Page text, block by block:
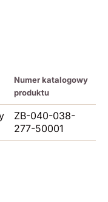
Numer katalogowy
produktu
ZB-040-038-
277-50001